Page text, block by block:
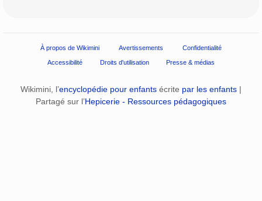
À propos de Wikimini Avertissements Confidentialité
Accessibilité Droits d'utilisation Presse & médias
Wikimini, l’encyclopédie pour enfants écrite par les enfants |
Partagé sur l’Hepicerie - Ressources pédagogiques